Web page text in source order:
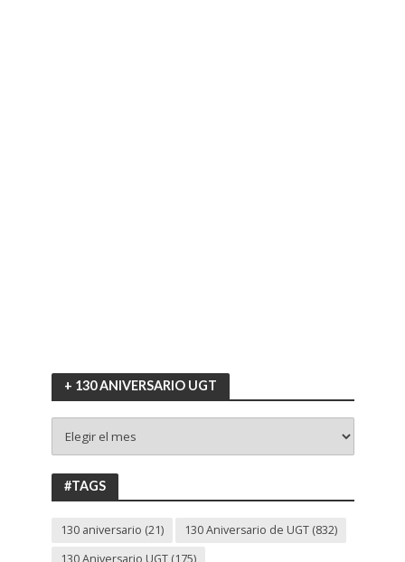
+ 130 ANIVERSARIO UGT
130
ANIVERSARIO
UGT
#TAGS
130 aniversario (21) 130 Aniversario de UGT(832)